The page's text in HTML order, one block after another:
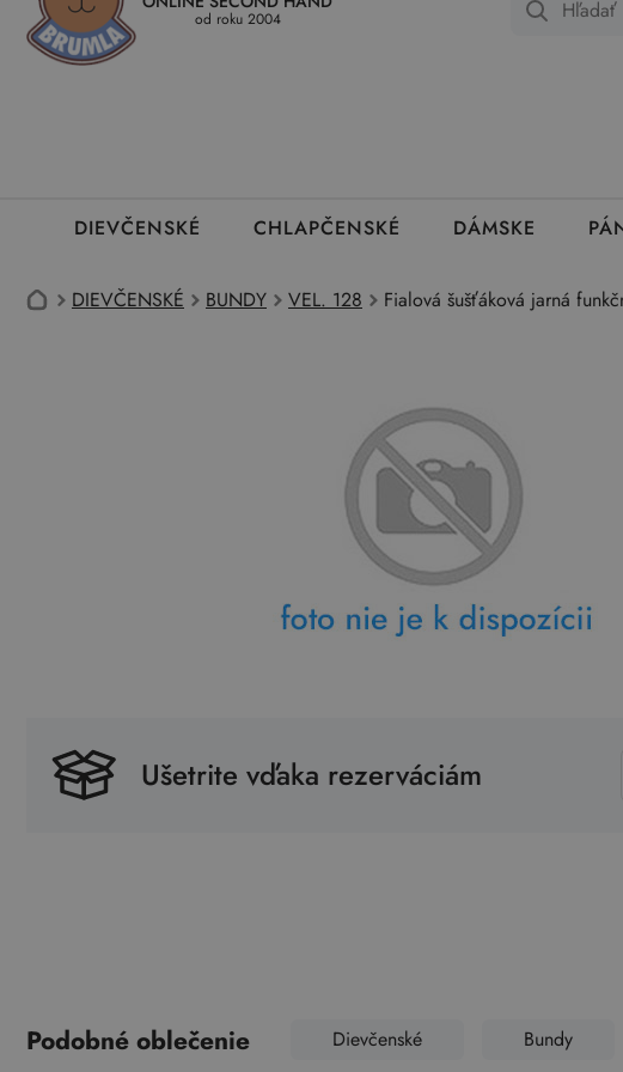
Kedy a ako dostanem tovar Ako môžem vrátiť oblečenie Ako fungujú
od roku 2004
DIEVČENSKÉ CHLAPČENSKÉ DÁMSKE
DIEVČENSKÉ BUNDY VEL. 128 Fialová šušťáková jarná
Ušetrite vďaka rezerváciám
Podobné oblečenie Dievčenské Bundy